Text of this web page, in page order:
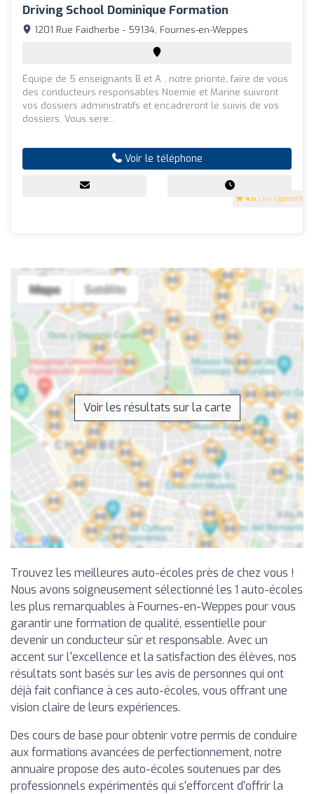
Driving School Dominique Formation
4.6 (107 Opinions)
1201 Rue Faidherbe - 59134, Fournes-en-Weppes
Équipe de 5 enseignants B et A , notre priorité, faire de vous
des conducteurs responsables Noemie et Marine suivront
vos dossiers administratifs et encadreront le suivis de vos
dossiers. Vous sere...
Voir le téléphone
Voir les résultats sur la carte
Trouvez les meilleures auto-écoles près de chez vous !
Nous avons soigneusement sélectionné les 1 auto-écoles
les plus remarquables à Fournes-en-Weppes pour vous
garantir une formation de qualité, essentielle pour
devenir un conducteur sûr et responsable. Avec un
accent sur l'excellence et la satisfaction des élèves, nos
résultats sont basés sur les avis de personnes qui ont
déjà fait confiance à ces auto-écoles, vous offrant une
vision claire de leurs expériences.
Des cours de base pour obtenir votre permis de conduire
aux formations avancées de perfectionnement, notre
annuaire propose des auto-écoles soutenues par des
professionnels expérimentés qui s'efforcent d'offrir la